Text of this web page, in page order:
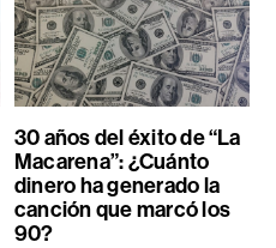
30 años del éxito de “La
Macarena”: ¿Cuánto
dinero ha generado la
canción que marcó los
90?